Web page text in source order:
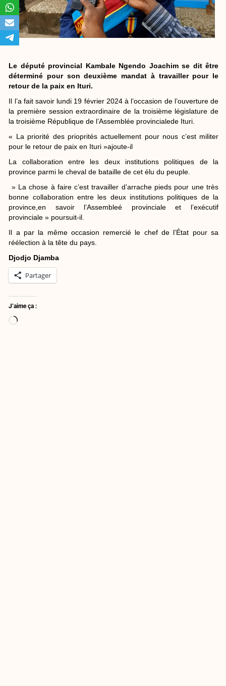
Le député provincial Kambale Ngendo Joachim se dit être
déterminé pour son deuxième mandat à travailler pour le
retour de la paix en Ituri.
Il l’a fait savoir lundi 19 février 2024 à l’occasion de l’ouverture de
la première session extraordinaire de la troisième législature de
la troisième République de l’Assemblée provincialede Ituri.
« La priorité des prioprités actuellement pour nous c’est militer
pour le retour de paix en Ituri »ajoute-il
La collaboration entre les deux institutions politiques de la
province parmi le cheval de bataille de cet élu du peuple.
» La chose à faire c’est travailler d’arrache pieds pour une très
bonne collaboration entre les deux institutions politiques de la
province,en savoir l’Assembleé provinciale et l’exécutif
provinciale » poursuit-il.
Il a par la même occasion remercié le chef de l’État pour sa
réélection à la tête du pays.
Djodjo Djamba
Partager
J’aime ça :